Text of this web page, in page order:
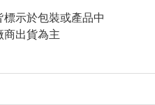
示於包裝或產品中
出貨為主